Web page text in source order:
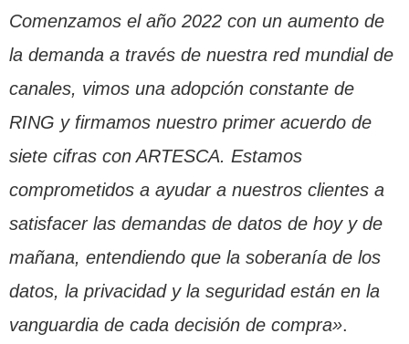
Comenzamos el año 2022 con un aumento de
la demanda a través de nuestra red mundial de
canales, vimos una adopción constante de
RING y firmamos nuestro primer acuerdo de
siete cifras con ARTESCA. Estamos
comprometidos a ayudar a nuestros clientes a
satisfacer las demandas de datos de hoy y de
mañana, entendiendo que la soberanía de los
datos, la privacidad y la seguridad están en la
vanguardia de cada decisión de compra».